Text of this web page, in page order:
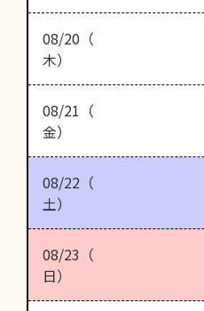
08/20（
木）
08/21（
金）
08/22（
土）
08/23（
日）